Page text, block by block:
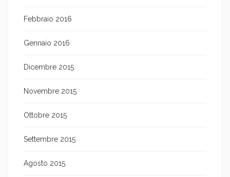
Febbraio 2016
Gennaio 2016
Dicembre 2015
Novembre 2015
Ottobre 2015
Settembre 2015
Agosto 2015